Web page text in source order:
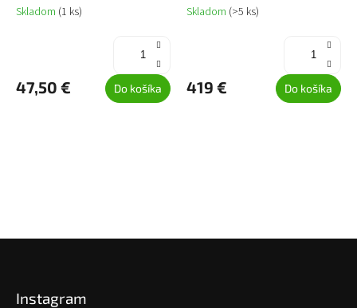
Skladom (1 ks)
47,50 € Do košíka
Skladom (>5 ks)
419 € Do košíka
Instagram